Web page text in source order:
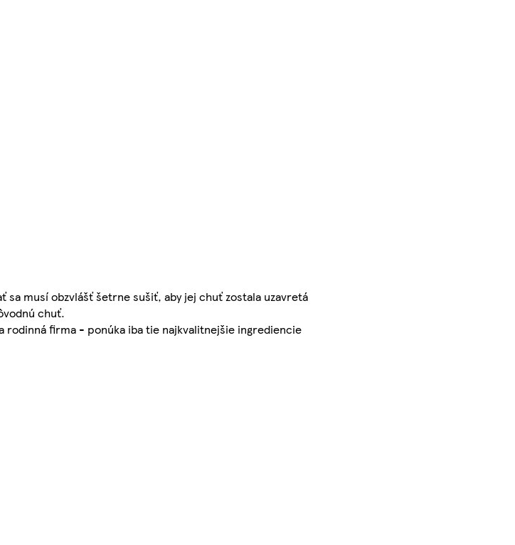
sa musí obzvlášť šetrne sušiť, aby jej chuť zostala uzavretá
chuť.
rodinná firma - ponúka iba tie najkvalitnejšie ingrediencie